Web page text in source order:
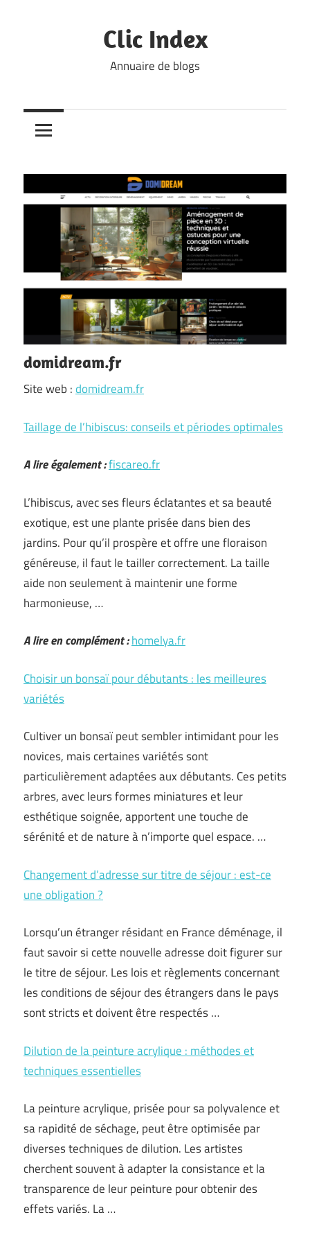
Clic Index
Annuaire de blogs
domidream.fr
Site web :domidream.fr
Taillage de l’hibiscus: conseils et périodes optimales
A lire également :fiscareo.fr
L’hibiscus, avec ses fleurs éclatantes et sa beauté
exotique, est une plante prisée dans bien des
jardins. Pour qu’il prospère et offre une floraison
généreuse, il faut le tailler correctement. La taille
aide non seulement à maintenir une forme
harmonieuse, …
A lire en complément :homelya.fr
Choisir un bonsaï pour débutants : les meilleures
variétés
Cultiver un bonsaï peut sembler intimidant pour les
novices, mais certaines variétés sont
particulièrement adaptées aux débutants. Ces petits
arbres, avec leurs formes miniatures et leur
esthétique soignée, apportent une touche de
sérénité et de nature à n’importe quel espace. …
Changement d’adresse sur titre de séjour : est-ce
une obligation ?
Lorsqu’un étranger résidant en France déménage, il
faut savoir si cette nouvelle adresse doit figurer sur
le titre de séjour. Les lois et règlements concernant
les conditions de séjour des étrangers dans le pays
sont stricts et doivent être respectés …
Dilution de la peinture acrylique : méthodes et
techniques essentielles
La peinture acrylique, prisée pour sa polyvalence et
sa rapidité de séchage, peut être optimisée par
diverses techniques de dilution. Les artistes
cherchent souvent à adapter la consistance et la
transparence de leur peinture pour obtenir des
effets variés. La …